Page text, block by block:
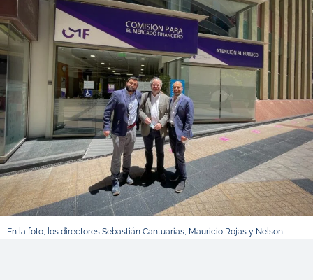
En la foto, los directores Sebastián Cantuarias, Mauricio Rojas y Nelson